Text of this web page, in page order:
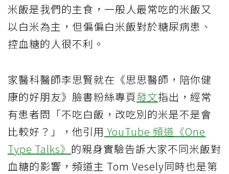
米飯是我們的主食，一般人最常吃的米飯又
以白米為主，但偏偏白米飯對於糖尿病患、
控血糖的人很不利。
家醫科醫師李思賢就在《思思醫師，陪你健
康的好朋友》臉書粉絲專頁發文指出，經常
有患者問「不吃白飯，改吃別的米是不是會
比較好？」，他引用 YouTube 頻道《One
Type Talks》 的親身實驗告訴大家不同米飯對
血糖的影響，頻道主 Tom Vesely同時也是第